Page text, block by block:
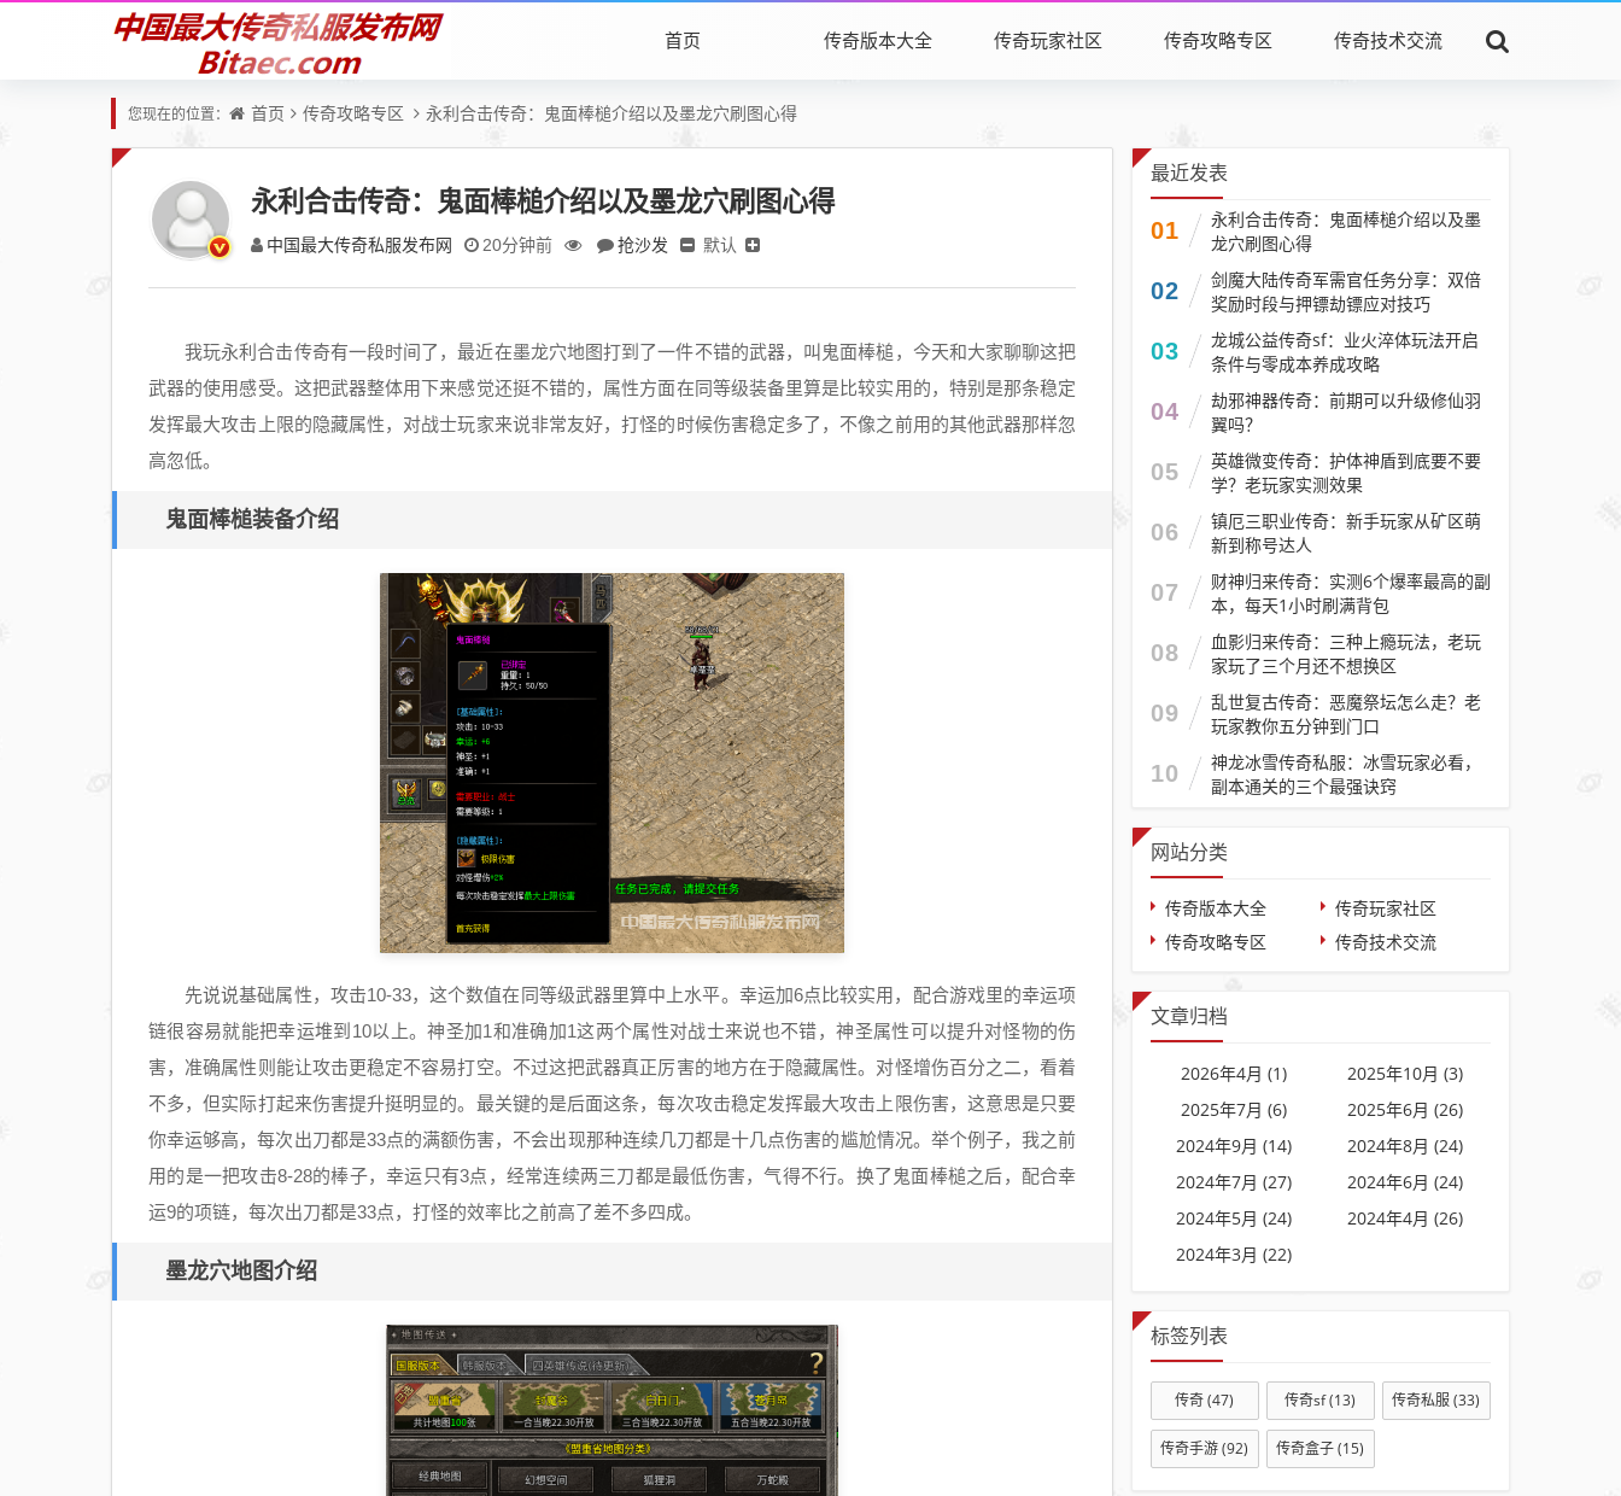
首页 传奇版本大全 传奇玩家社区 传奇攻略专区 传奇技术交流
您现在的位置： 首页 传奇攻略专区 永利合击传奇：鬼面棒槌介绍以及墨龙穴刷图心得
永利合击传奇：鬼面棒槌介绍以及墨龙穴刷图心得
中国最大传奇私服发布网 20分钟前 抢沙发 默认
我玩永利合击传奇有一段时间了，最近在墨龙穴地图打到了一件不错的武器，叫鬼面棒槌，今天和大家聊聊这把
武器的使用感受。这把武器整体用下来感觉还挺不错的，属性方面在同等级装备里算是比较实用的，特别是那条稳定
发挥最大攻击上限的隐藏属性，对战士玩家来说非常友好，打怪的时候伤害稳定多了，不像之前用的其他武器那样忽
高忽低。
鬼面棒槌装备介绍
先说说基础属性，攻击10-33，这个数值在同等级武器里算中上水平。幸运加6点比较实用，配合游戏里的幸运项
链很容易就能把幸运堆到10以上。神圣加1和准确加1这两个属性对战士来说也不错，神圣属性可以提升对怪物的伤
害，准确属性则能让攻击更稳定不容易打空。不过这把武器真正厉害的地方在于隐藏属性。对怪增伤百分之二，看着
不多，但实际打起来伤害提升挺明显的。最关键的是后面这条，每次攻击稳定发挥最大攻击上限伤害，这意思是只要
你幸运够高，每次出刀都是33点的满额伤害，不会出现那种连续几刀都是十几点伤害的尴尬情况。举个例子，我之前
用的是一把攻击8-28的棒子，幸运只有3点，经常连续两三刀都是最低伤害，气得不行。换了鬼面棒槌之后，配合幸
运9的项链，每次出刀都是33点，打怪的效率比之前高了差不多四成。
墨龙穴地图介绍
最近发表
01
永利合击传奇：鬼面棒槌介绍以及墨
龙穴刷图心得
02
剑魔大陆传奇军需官任务分享：双倍
奖励时段与押镖劫镖应对技巧​
03
龙城公益传奇sf：业火淬体玩法开启
条件与零成本养成攻略
04
劫邪神器传奇：前期可以升级修仙羽
翼吗？
05
英雄微变传奇：护体神盾到底要不要
学？老玩家实测效果
06
镇厄三职业传奇：新手玩家从矿区萌
新到称号达人
07
财神归来传奇：实测6个爆率最高的副
本，每天1小时刷满背包
08
血影归来传奇：三种上瘾玩法，老玩
家玩了三个月还不想换区
09
乱世复古传奇：恶魔祭坛怎么走？老
玩家教你五分钟到门口
10
神龙冰雪传奇私服：冰雪玩家必看，
副本通关的三个最强诀窍
网站分类
传奇版本大全
传奇玩家社区
传奇攻略专区
传奇技术交流
文章归档
2026年4月 (1)
2025年10月 (3)
2025年7月 (6)
2025年6月 (26)
2024年9月 (14)
2024年8月 (24)
2024年7月 (27)
2024年6月 (24)
2024年5月 (24)
2024年4月 (26)
2024年3月 (22)
标签列表
传奇(47) 传奇sf(13) 传奇私服(33)
传奇手游(92) 传奇盒子(15)